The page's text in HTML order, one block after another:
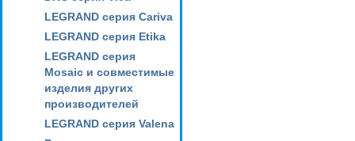
LEGRAND серия Cariva
LEGRAND серия Etika
LEGRAND серия
Mosaic и совместимые
изделия других
производителей
LEGRAND серия Valena